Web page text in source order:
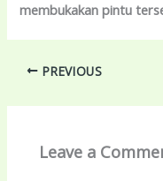
membukakan pintu
PREVIOUS
Leave a